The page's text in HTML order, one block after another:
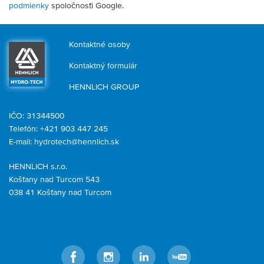
podmienky spoločnosťi Google.
Kontaktné osoby
Kontaktný formulár
HENNLICH GROUP
HENNLICH s.r.o.
Košťany nad Turcom 543
038 41 Košťany nad Turcom
IČO: 31344500
Telefón: +421 903 447 245
E-mail: hydrotech@hennlich.sk